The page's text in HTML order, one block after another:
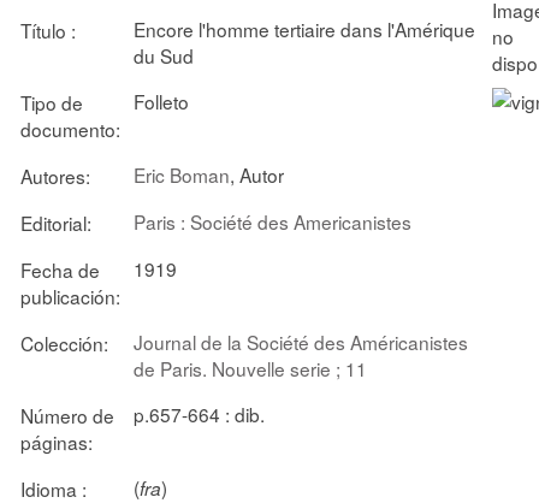
Título :
Encore l'homme tertiaire dans l'Amérique
du Sud
Tipo de
documento:
Folleto
Autores: Eric Boman, Autor
Editorial:
Paris : Société des Americanistes
Fecha de
publicación:
1919
Colección:
Journal de la Société des Américanistes
de Paris. Nouvelle serie ; 11
Número de
páginas:
p.657-664 : dib.
Idioma : (fra)